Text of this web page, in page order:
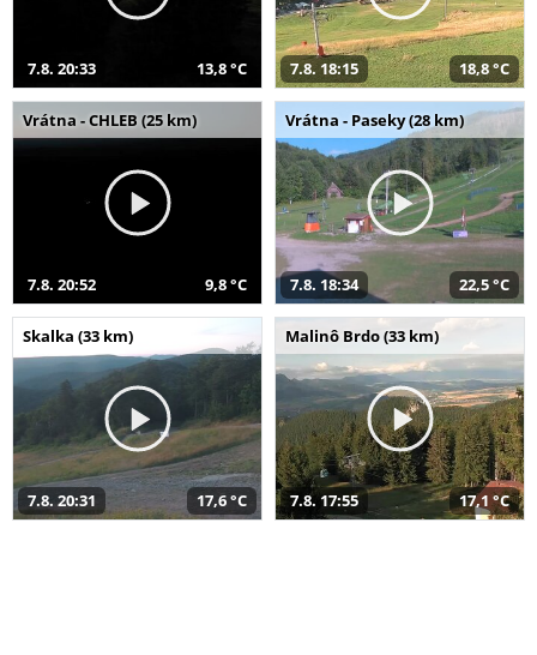
7.8. 20:33 13,8 °C 7.8. 18:15 18,8 °C
Vrátna - CHLEB (25 km)
7.8. 20:52 9,8 °C
Vrátna - Paseky (28 km)
7.8. 18:34 22,5 °C
Skalka (33 km)
7.8. 20:31 17,6 °C
Malinô Brdo (33 km)
7.8. 17:55 17,1 °C